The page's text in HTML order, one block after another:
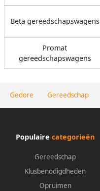
Gedore Gereedschap
Beta gereedschapswagens
Promat
gereedschapswagens
Populaire categorieën
Gereedschap
Klusbenodigdheden
Opruimen